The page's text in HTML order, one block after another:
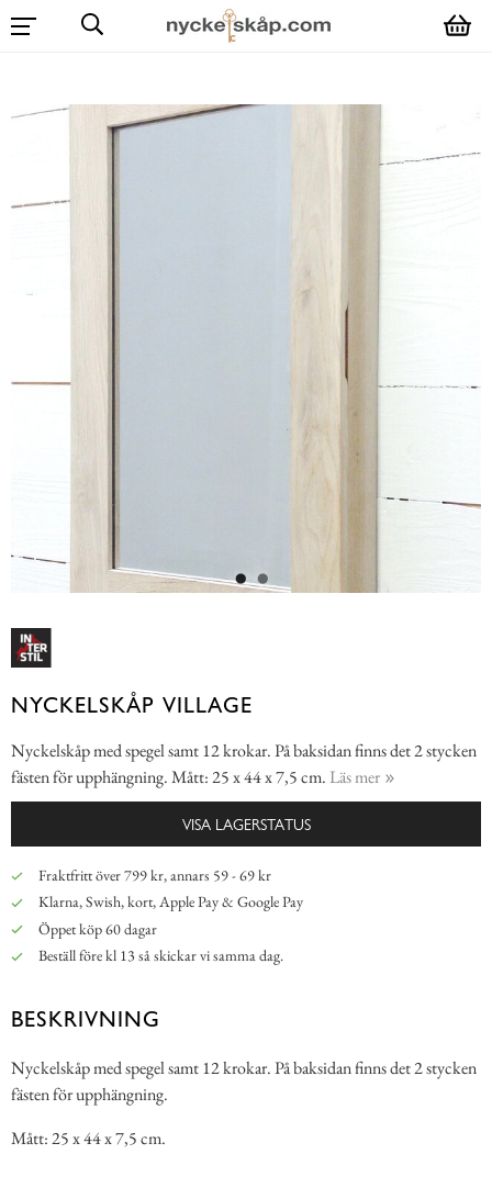
NYCKELSKÅP VILLAGE
Nyckelskåp med spegel samt 12 krokar. På baksidan finns det 2 stycken
fästen för upphängning. Mått: 25 x 44 x 7,5 cm. Läs mer
VISA LAGERSTATUS
Fraktfritt över 799 kr, annars 59 - 69 kr
Klarna, Swish, kort, Apple Pay & Google Pay
Öppet köp 60 dagar
Beställ före kl 13 så skickar vi samma dag.
BESKRIVNING
Nyckelskåp med spegel samt 12 krokar. På baksidan finns det 2 stycken
fästen för upphängning.
Mått: 25 x 44 x 7,5 cm.